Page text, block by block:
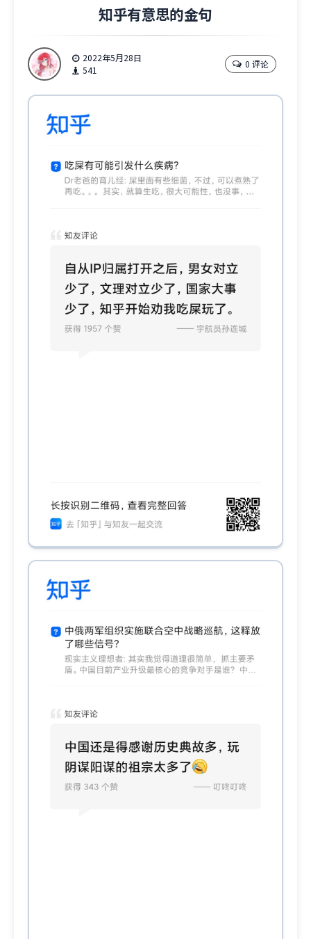
知乎有意思的金句
2022年5月28日
541
0 评论